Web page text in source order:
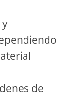
y
de